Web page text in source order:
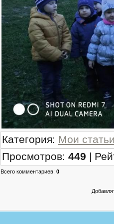
Категория: Мои
Просмотров: 449 |
Всего комментариев: 0